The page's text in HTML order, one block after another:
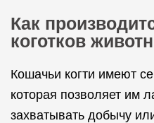
Как
коготков
Кошачьи когти имеют
которая позволяет им
захватывать добычу